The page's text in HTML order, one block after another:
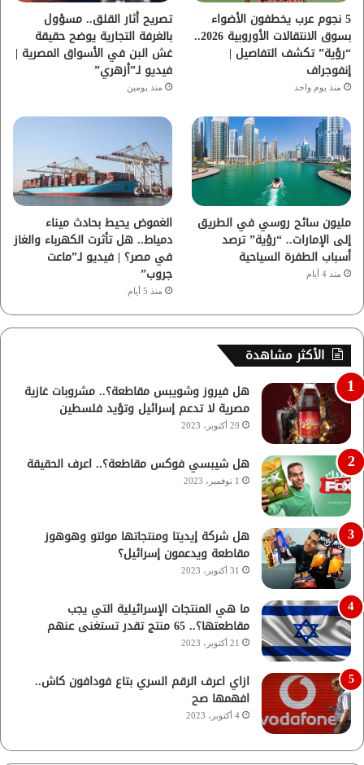
ا
م
5 نجوم عرب يخطفون الأضواء
بسوق الانتقالات الأوروبية 2026..
“رؤية” تكشف التفاصيل |
إنفوجراف
منذ يوم واحد
تصريح أثار القلق.. مسؤول
بالغرفة التجارية يوضح حقيقة
غش البن في الأسواق المصرية |
فيديو لـ”أزهري”
منذ يومين
مليون سائح روسي في الطريق
إلى الإمارات.. “رؤية” ترصد
أسباب الطفرة السياحية
منذ 4 أيام
الغموض يحيط بحادث ميناء
دمياط.. هل تأثرت الكهرباء والغاز
في مصر؟ | فيديو لـ”ماعت
جروب”
منذ 5 أيام
الأكثر مشاهدة
هل فيروز وشويبس مقاطعة؟.. مشروبات غازية
مصرية لا تدعم إسرائيل وتؤيد فلسطين
29 أكتوبر، 2023
هل شيبسي فوكس مقاطعة؟.. اعرف الحقيقة
1 نوفمبر، 2023
هل شركة إيديتا ومنتجاتها مولتو وهوهوز
مقاطعة ويدعمون إسرائيل؟
31 أكتوبر، 2023
ما هي المنتجات الإسرائيلية التي يجب
مقاطعتها؟.. 65 منتج تقدر تستغنى عنهم
21 أكتوبر، 2023
ازاي اعرف الرقم السري بتاع فودافون كاش..
افهمها صح
4 أكتوبر، 2023